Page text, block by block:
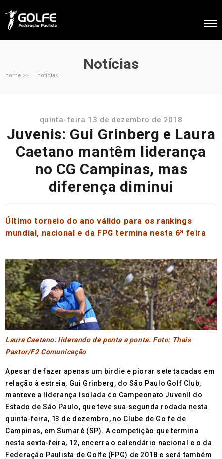
Notícias
home >> notícias
quinta-feira 13 de dezembro de 2018
Juvenis: Gui Grinberg e Laura
Caetano mantêm liderança
no CG Campinas, mas
diferença diminui
Último torneio do ano válido para os rankings
mundial, nacional e da FPG termina nesta 6ª feira
Laura Caetano: líderando de ponta a ponta. Foto: Thais
Pastor/F2 Comunicação
Apesar de fazer apenas um birdie e piorar sete tacadas em
relação à estreia, Gui Grinberg, do São Paulo Golf Club,
manteve a liderança isolada do Campeonato Juvenil do
Estado de São Paulo, que teve sua segunda rodada nesta
quinta-feira, 13 de dezembro, no Clube de Golfe de
Campinas, em Sumaré (SP). A competição que termina
nesta sexta-feira, 12, encerra o calendário nacional e o da
Federação Paulista de Golfe (FPG) de 2018 e será também